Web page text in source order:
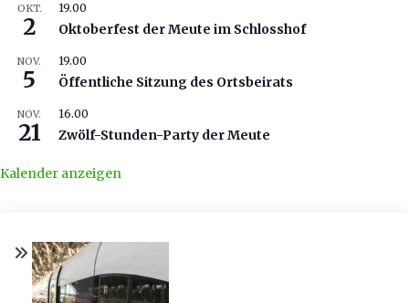
OKT.
2
19.00
Oktoberfest der Meute im Schlosshof
NOV.
5
19.00
Öffentliche Sitzung des Ortsbeirats
NOV.
21
16.00
Zwölf-Stunden-Party der Meute
Kalender anzeigen